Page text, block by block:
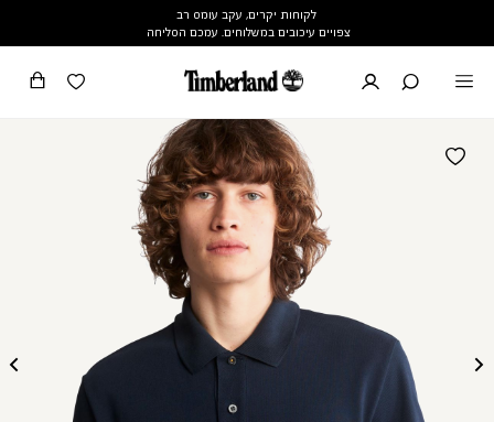
לקוחות יקרים, עקב עומס רב
צפויים עיכובים במשלוחים. עמכם הסליחה